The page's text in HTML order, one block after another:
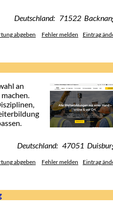
Deutschland: 71522
abgeben Fehler melden Eintrag
an
Deutschland: 47051
abgeben Fehler melden Eintrag